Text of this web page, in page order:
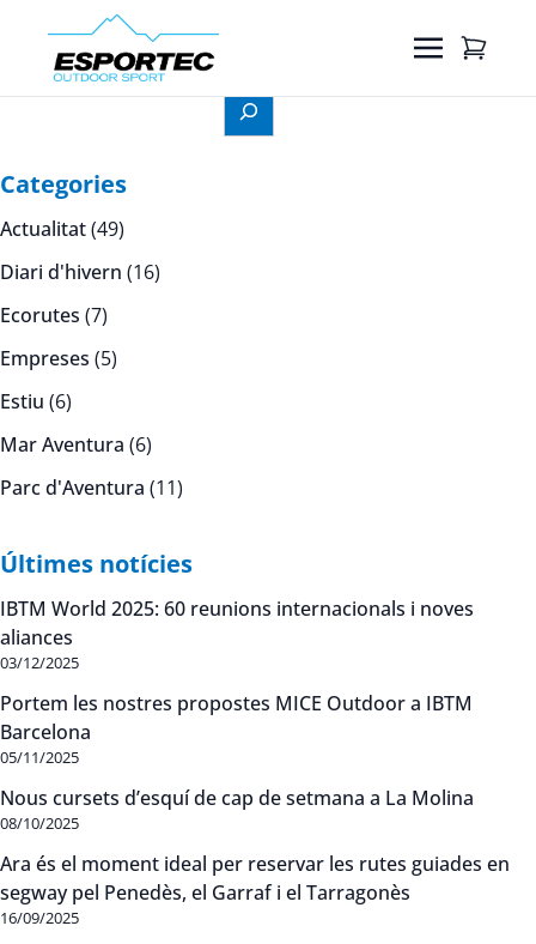
Cerca
Categories
Actualitat(49)
Diari d'hivern (16)
Ecorutes (7)
Empreses (5)
Estiu (6)
Mar Aventura (6)
Parc d'Aventura (11)
Últimes notícies
IBTM World 2025: 60 reunions internacionals i noves
aliances
03/12/2025
Portem les nostres propostes MICE Outdoor a IBTM
Barcelona
05/11/2025
Nous cursets d’esquí de cap de setmana a La Molina
08/10/2025
Ara és el moment ideal per reservar les rutes guiades en
segway pel Penedès, el Garraf i el Tarragonès
16/09/2025